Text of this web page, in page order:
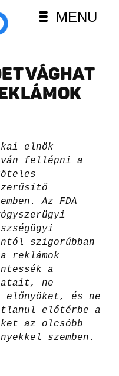
MENU
VÁGHAT
elnök
fellépni a
Az FDA
szigorúbban
reklámok
a
ne
és ne
előtérbe a
az olcsóbb
szemben.